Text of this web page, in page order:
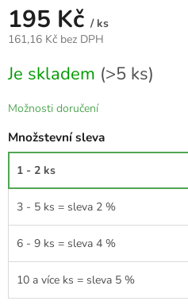
195 Kč / ks
161,16 Kč bez DPH
cena:
Je skladem (>5 ks)
Možnosti doručení
Množstevní sleva
1 - 2 ks
3 - 5 ks = sleva 2 %
6 - 9 ks = sleva 4 %
10 a více ks = sleva 5 %